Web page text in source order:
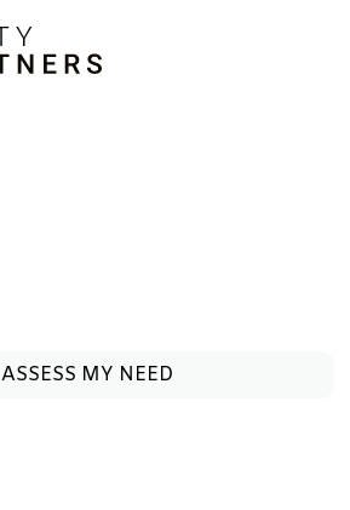
ASSESS MY NEED